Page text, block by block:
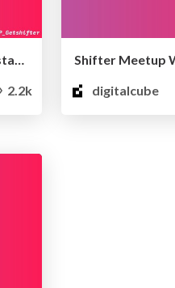
Developing with WordPress, The JAMstack way.
2.2k
digitalcube